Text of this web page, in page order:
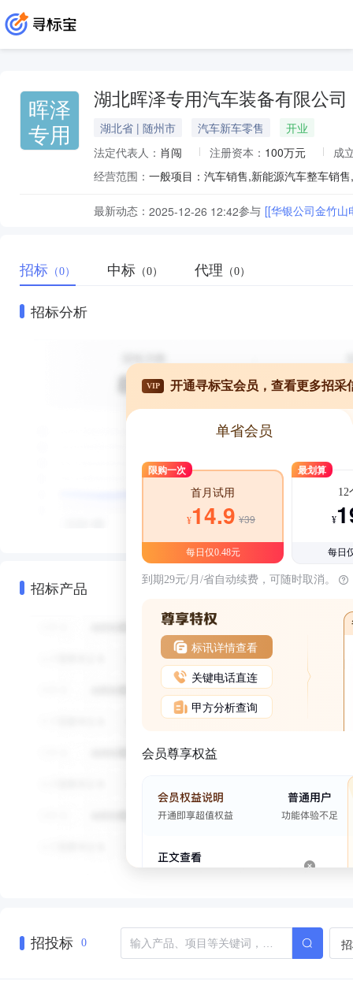
晖泽
专用
湖北晖泽专用汽车装备有限公司
湖北省 | 随州市 汽车新车零售
开业
法定代表人： 肖闯 注册资本： 100万元
成
经营范围：
最新动态： 2025-12-26 12:42参与 [[华银公司金竹
招标 （0） 中标 （0） 代理 （0）
招标分析
招标产品
VIP 开通寻标宝会员，查看更多招采
单省会员
限购一次
首月试用
¥14.9 ¥39
每日仅0.48元
最划算
12
¥
每日
到期29元/月/省自动续费，可随时取消。
标讯详情查看
关键电话直连
甲方分析查询
会员尊享权益
招投标 0